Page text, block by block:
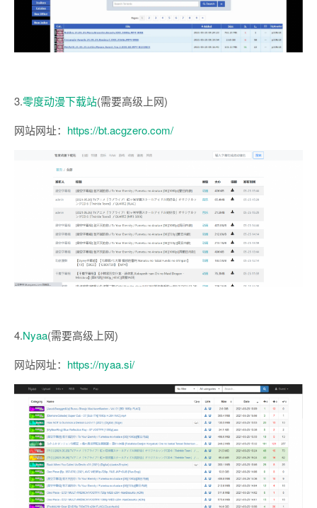
3.零度动漫下载站(需要高级上网)
网站网址： https://bt.acgzero.com/
4.Nyaa(需要高级上网)
网站网址： https://nyaa.si/